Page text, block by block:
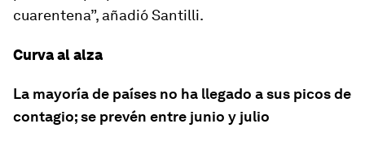
cuarentena”, añadió Santilli.
Curva al alza
La mayoría de países no ha llegado a sus picos de
contagio; se prevén entre junio y julio